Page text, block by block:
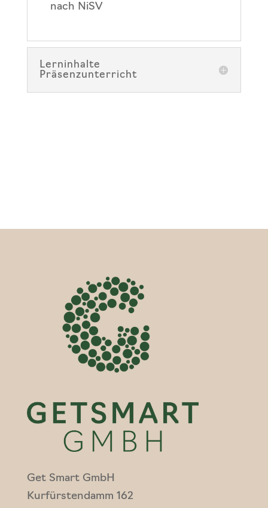
nach NiSV
Lerninhalte
Präsenzunterricht
Get Smart GmbH
Kurfürstendamm 162